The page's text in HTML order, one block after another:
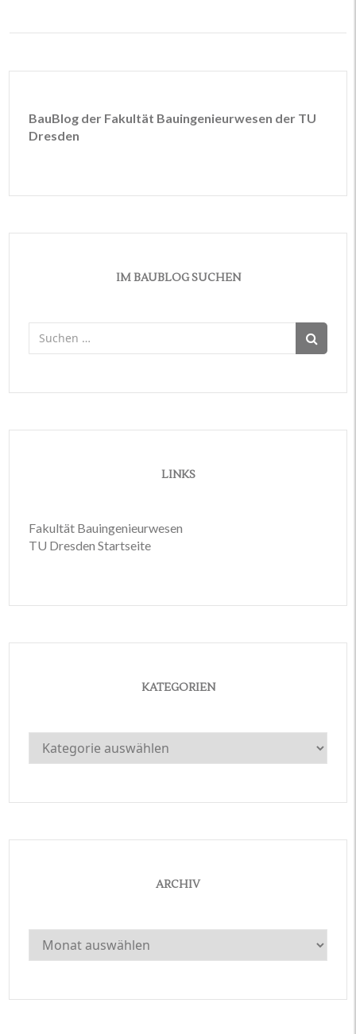
BauBlog der Fakultät Bauingenieurwesen der TU
Dresden
IM BAUBLOG SUCHEN
Suchen
nach:
LINKS
Fakultät Bauingenieurwesen
TU Dresden Startseite
KATEGORIEN
Kategorien
ARCHIV
Archiv